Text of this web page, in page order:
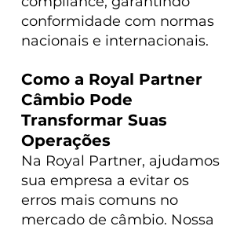
conformidade com normas
nacionais e internacionais.
Como a Royal Partner
Câmbio Pode
Transformar Suas
Operações
Na Royal Partner, ajudamos
sua empresa a evitar os
erros mais comuns no
mercado de câmbio. Nossa